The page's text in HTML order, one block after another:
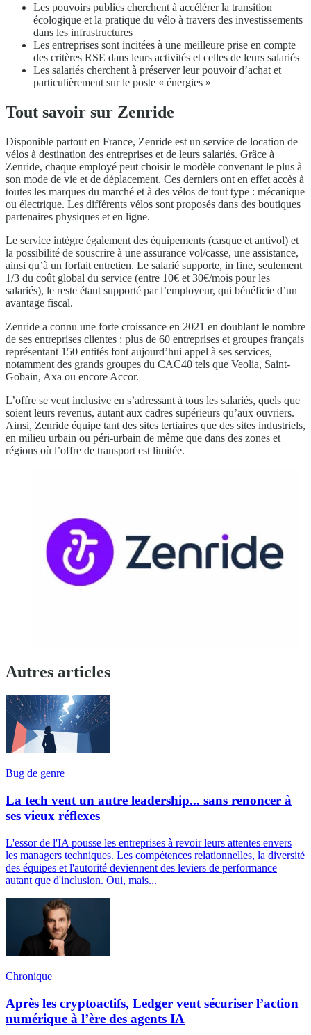
Les pouvoirs publics cherchent à accélérer la transition
écologique et la pratique du vélo à travers des investissements
dans les infrastructures
Les entreprises sont incitées à une meilleure prise en compte
des critères RSE dans leurs activités et celles de leurs salariés
Les salariés cherchent à préserver leur pouvoir d’achat et
particulièrement sur le poste « énergies »
Tout savoir sur Zenride
Disponible partout en France, Zenride est un service de location de
vélos à destination des entreprises et de leurs salariés. Grâce à
Zenride, chaque employé peut choisir le modèle convenant le plus à
son mode de vie et de déplacement. Ces derniers ont en effet accès à
toutes les marques du marché et à des vélos de tout type : mécanique
ou électrique. Les différents vélos sont proposés dans des boutiques
partenaires physiques et en ligne.
Le service intègre également des équipements (casque et antivol) et
la possibilité de souscrire à une assurance vol/casse, une assistance,
ainsi qu’à un forfait entretien. Le salarié supporte, in fine, seulement
1/3 du coût global du service (entre 10€ et 30€/mois pour les
salariés), le reste étant supporté par l’employeur, qui bénéficie d’un
avantage fiscal.
Zenride a connu une forte croissance en 2021 en doublant le nombre
de ses entreprises clientes : plus de 60 entreprises et groupes français
représentant 150 entités font aujourd’hui appel à ses services,
notamment des grands groupes du CAC40 tels que Veolia, Saint-
Gobain, Axa ou encore Accor.
L’offre se veut inclusive en s’adressant à tous les salariés, quels que
soient leurs revenus, autant aux cadres supérieurs qu’aux ouvriers.
Ainsi, Zenride équipe tant des sites tertiaires que des sites industriels,
en milieu urbain ou péri-urbain de même que dans des zones et
régions où l’offre de transport est limitée.
Autres articles
Bug de genre
La tech veut un autre leadership... sans renoncer à
ses vieux réflexes
L'essor de l'IA pousse les entreprises à revoir leurs attentes envers
les managers techniques. Les compétences relationnelles, la diversité
des équipes et l'autorité deviennent des leviers de performance
autant que d'inclusion. Oui, mais...
Chronique
Après les cryptoactifs, Ledger veut sécuriser l’action
numérique à l’ère des agents IA